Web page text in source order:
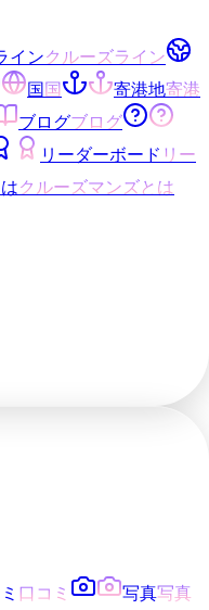
インクルーズライン
国 国 寄港地寄港
ブログブログ
リーダーボード リー
クルーズマンズとは
口コミ 写真写真